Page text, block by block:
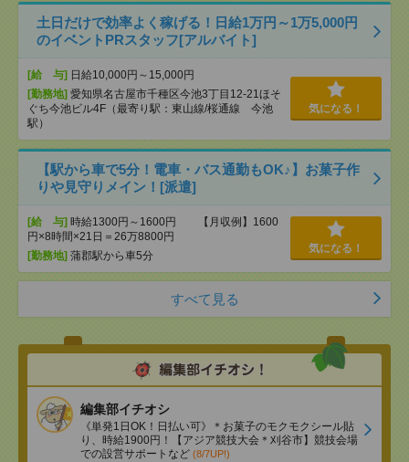
土日だけで効率よく稼げる！日給1万円～1万5,000円
のイベントPRスタッフ[アルバイト]
[給 与] 日給10,000円～15,000円
[勤務地] 愛知県名古屋市千種区今池3丁目12-21ほそ
ぐち今池ビル4F（最寄り駅：東山線/桜通線 今池
駅）
気になる！
【駅から車で5分！電車・バス通勤もOK♪】お菓子作
りや見守りメイン！[派遣]
[給 与] 時給1300円～1600円 【月収例】1600
円×8時間×21日＝26万8800円
[勤務地] 蒲郡駅から車5分
気になる！
すべて見る
編集部イチオシ
《単発1日OK！日払い可》＊お菓子のモクモクシール貼
り、時給1900円！【アジア競技大会＊刈谷市】競技会場
での設営サポートなど (8/7UP!)